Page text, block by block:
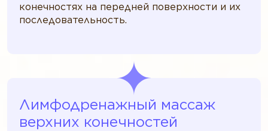
конечностях на передней поверхности и их
последовательность.
Лимфодренажный массаж
верхних конечностей